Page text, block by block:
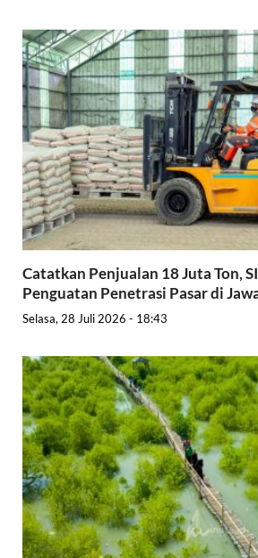
Catatkan Penjualan 18 Juta Ton,
Penguatan Penetrasi Pasar di
Selasa, 28 Juli 2026 - 18:43